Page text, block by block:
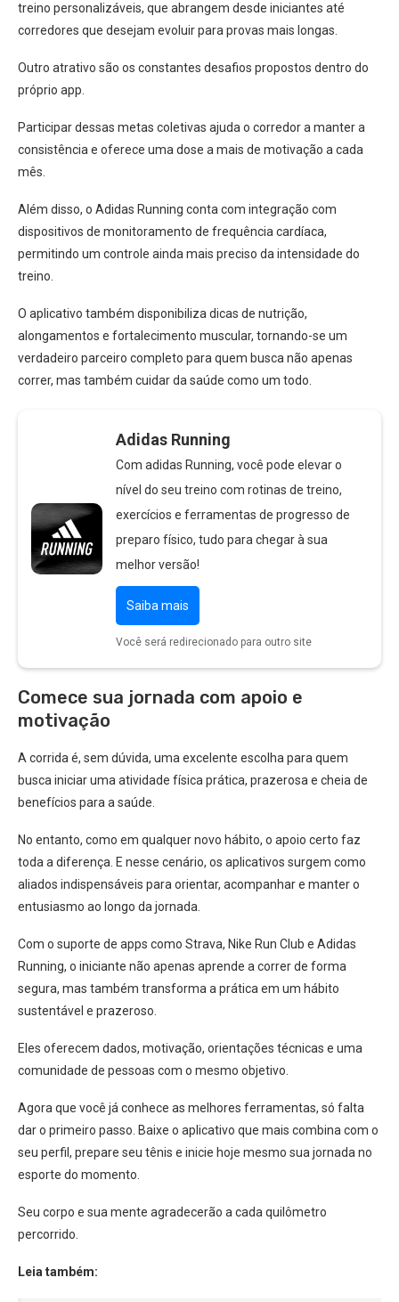
treino personalizáveis, que abrangem desde iniciantes até
corredores que desejam evoluir para provas mais longas.
Outro atrativo são os constantes desafios propostos dentro do
próprio app.
Participar dessas metas coletivas ajuda o corredor a manter a
consistência e oferece uma dose a mais de motivação a cada
mês.
Além disso, o Adidas Running conta com integração com
dispositivos de monitoramento de frequência cardíaca,
permitindo um controle ainda mais preciso da intensidade do
treino.
O aplicativo também disponibiliza dicas de nutrição,
alongamentos e fortalecimento muscular, tornando-se um
verdadeiro parceiro completo para quem busca não apenas
correr, mas também cuidar da saúde como um todo.
Adidas Running
Com adidas Running, você pode elevar o
nível do seu treino com rotinas de treino,
exercícios e ferramentas de progresso de
preparo físico, tudo para chegar à sua
melhor versão!
Saiba mais
Você será redirecionado para outro site
Comece sua jornada com apoio e
motivação
A corrida é, sem dúvida, uma excelente escolha para quem
busca iniciar uma atividade física prática, prazerosa e cheia de
benefícios para a saúde.
No entanto, como em qualquer novo hábito, o apoio certo faz
toda a diferença. E nesse cenário, os aplicativos surgem como
aliados indispensáveis para orientar, acompanhar e manter o
entusiasmo ao longo da jornada.
Com o suporte de apps como Strava, Nike Run Club e Adidas
Running, o iniciante não apenas aprende a correr de forma
segura, mas também transforma a prática em um hábito
sustentável e prazeroso.
Eles oferecem dados, motivação, orientações técnicas e uma
comunidade de pessoas com o mesmo objetivo.
Agora que você já conhece as melhores ferramentas, só falta
dar o primeiro passo. Baixe o aplicativo que mais combina com o
seu perfil, prepare seu tênis e inicie hoje mesmo sua jornada no
esporte do momento.
Seu corpo e sua mente agradecerão a cada quilômetro
percorrido.
Leia também: